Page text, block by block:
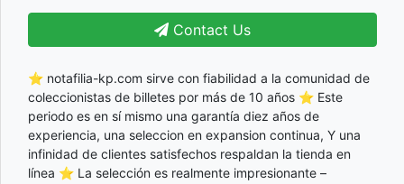
Contact Us
⭐ notafilia-kp.com sirve con fiabilidad a la comunidad de
coleccionistas de billetes por más de 10 años ⭐ Este
periodo es en sí mismo una garantía diez años de
experiencia, una seleccion en expansion continua, Y una
infinidad de clientes satisfechos respaldan la tienda en
línea ⭐ La selección es realmente impresionante –